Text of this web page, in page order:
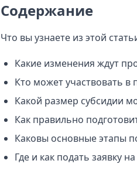
Содержание
Что вы узнаете из этой
Какие изменения ждут
Кто может участвовать в
Какой размер субсидии
Как правильно
Каковы основные этапы
Где и как подать заявку